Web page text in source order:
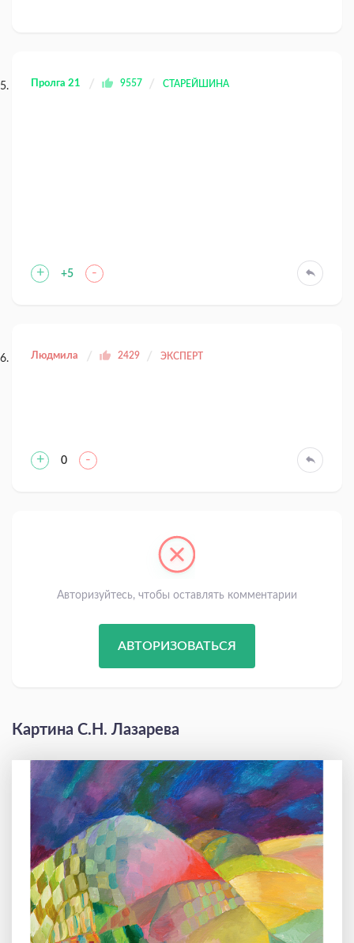
Пролга 21 9557 СТАРЕЙШИНА
+ +5 -
Людмила 2429 ЭКСПЕРТ
+ 0 -
Авторизуйтесь, чтобы оставлять комментарии
АВТОРИЗОВАТЬСЯ
Картина С.Н. Лазарева